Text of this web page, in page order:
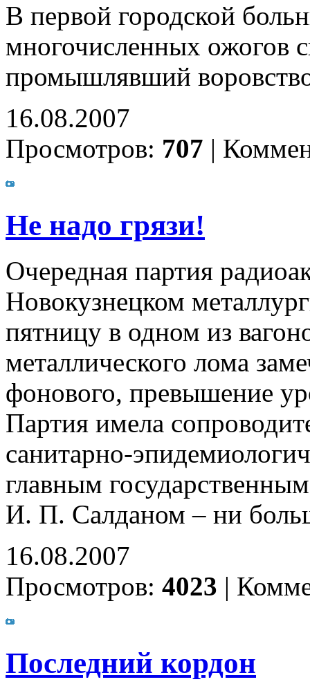
В первой городской
многочисленных ожогов
промышлявший
16.08.2007
Просмотров: 707 |
Не надо грязи!
Очередная партия
Новокузнецком
пятницу в одном из
металлического лома
фонового, превышение
Партия имела
санитарно-
главным
И. П. Салданом – ни
16.08.2007
Просмотров: 4023 |
Последний кордон